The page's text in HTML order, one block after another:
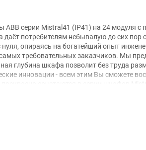
серии Mistral41 (IP41) на 24 модуля с
потребителям небывалую до сих пор
опираясь на богатейший опыт
требовательных заказчиков. Мы
глубина шкафа позволит без труда
инновации - всем этим Вы сможете
сочетаются в серии шкафов
более удобным.
намеченным отверстиям на основании.
- благодаря абсолютной